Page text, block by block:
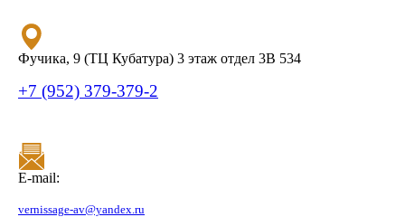
Фучика, 9 (ТЦ Кубатура) 3 этаж отдел 3В 534
+7 (952) 379-379-2
E-mail:
vernissage-av@yandex.ru